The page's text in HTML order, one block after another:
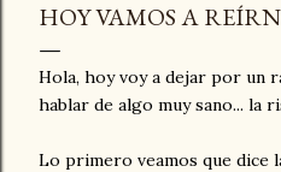
HOY VAMOS A
Hola, hoy voy a dejar por un
hablar de algo muy sano... la
Lo primero veamos que dice